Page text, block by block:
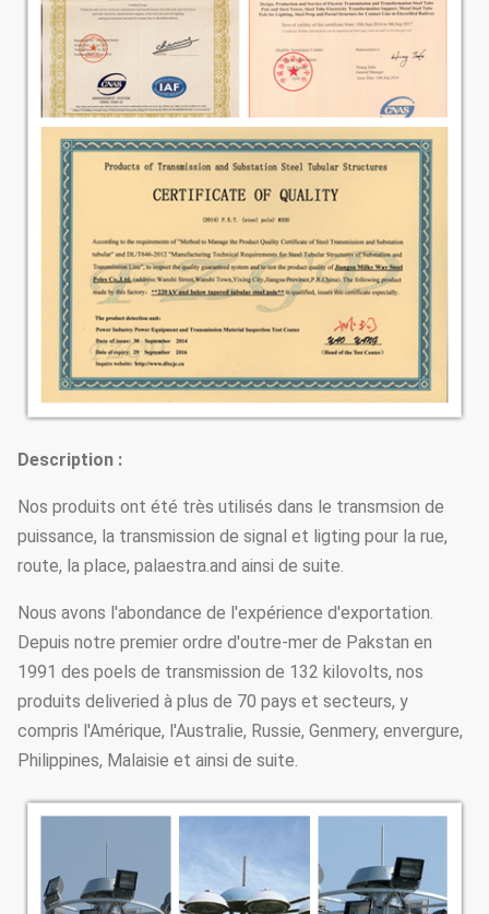
Description :
Nos produits ont été très utilisés dans le transmsion de
puissance, la transmission de signal et ligting pour la rue,
route, la place, palaestra.and ainsi de suite.
Nous avons l'abondance de l'expérience d'exportation.
Depuis notre premier ordre d'outre-mer de Pakstan en
1991 des poels de transmission de 132 kilovolts, nos
produits deliveried à plus de 70 pays et secteurs, y
compris l'Amérique, l'Australie, Russie, Genmery, envergure,
Philippines, Malaisie et ainsi de suite.